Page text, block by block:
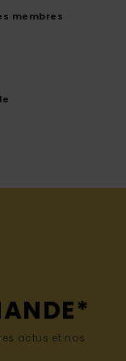
membres
actus et nos